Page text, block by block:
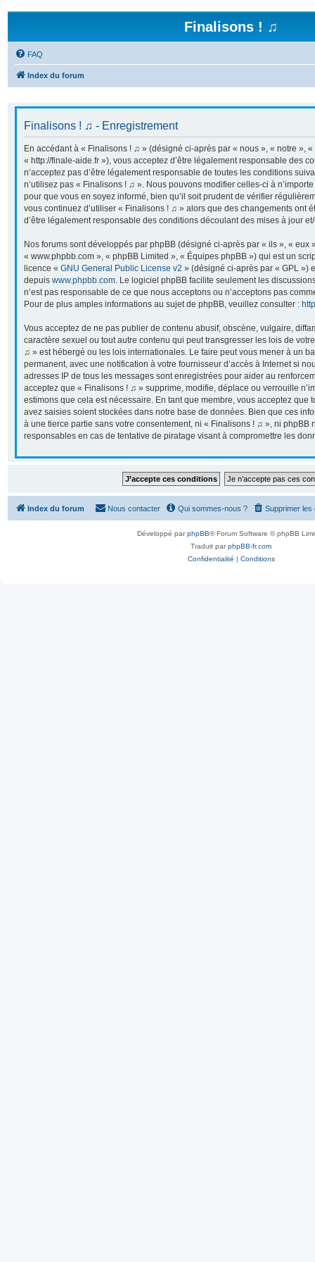
Finalisons ! ♫
FAQ
Index du forum
Finalisons ! ♫ - Enregistrement
En accédant à « Finalisons ! ♫ » (désigné ci-après par « nous », « notre »,
« http://finale-aide.fr »), vous acceptez d’être légalement responsable des
n’acceptez pas d’être légalement responsable de toutes les conditions
n’utilisez pas « Finalisons ! ♫ ». Nous pouvons modifier celles-ci à
pour que vous en soyez informé, bien qu’il soit prudent de vérifier
vous continuez d’utiliser « Finalisons ! ♫ » alors que des changements ont
d’être légalement responsable des conditions découlant des mises à jour
Nos forums sont développés par phpBB (désigné ci-après par « ils », « eux
« www.phpbb.com », « phpBB Limited », « Équipes phpBB ») qui est un
licence « GNU General Public License v2 » (désigné ci-après par « GPL »)
depuis www.phpbb.com. Le logiciel phpBB facilite seulement les
n’est pas responsable de ce que nous acceptons ou n’acceptons pas
Pour de plus amples informations au sujet de phpBB, veuillez consulter :
Vous acceptez de ne pas publier de contenu abusif, obscène, vulgaire,
caractère sexuel ou tout autre contenu qui peut transgresser les lois de
♫ » est hébergé ou les lois internationales. Le faire peut vous mener à un
permanent, avec une notification à votre fournisseur d’accès à Internet si
adresses IP de tous les messages sont enregistrées pour aider au
acceptez que « Finalisons ! ♫ » supprime, modifie, déplace ou verrouille
estimons que cela est nécessaire. En tant que membre, vous acceptez que
avez saisies soient stockées dans notre base de données. Bien que ces
à une tierce partie sans votre consentement, ni « Finalisons ! ♫ », ni phpBB
responsables en cas de tentative de piratage visant à compromettre les
Index du forum Supprimer les
Qui sommes-nous ?
Nous contacter
Développé parphpBB® Forum Software © phpBB
Traduit parphpBB-fr.com
Confidentialité | Conditions